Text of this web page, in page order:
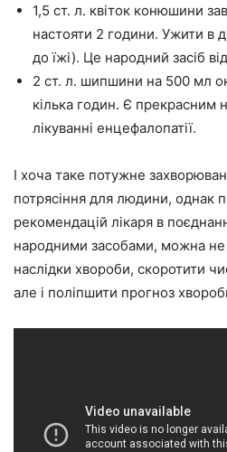
1,5 ст. л. квіток конюшини
настояти 2 години. Ужити в
до їжі). Це народний засіб
2 ст. л. шипшини на 500 мл
кілька годин. Є прекрасним
лікуванні енцефалопатії.
І хоча таке потужне
потрясіння для людини, однак
рекомендацій лікаря в
народними засобами, можна не
наслідки хвороби, скоротити
але і поліпшити прогноз